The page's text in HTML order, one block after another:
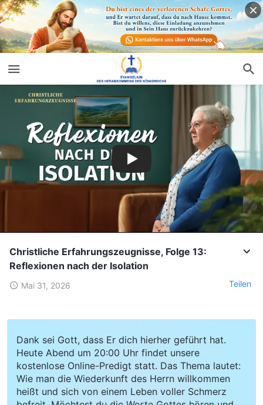
Christliche Erfahrungszeugnisse, Folge 13:
Reflexionen nach der Isolation
Mai 31, 2026 Teilen
Dank sei Gott, dass Er dich hierher geführt hat.
Heute Abend um 20:00 Uhr findet unsere
kostenlose Online-Predigt statt. Das Thema lautet:
Wie man die Wiederkunft des Herrn willkommen
heißt und sich von einem Leben voller Schmerz